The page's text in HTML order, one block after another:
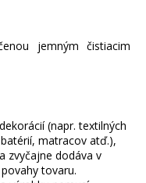
jemným čistiacim
(napr. textilných
matracov atď.),
zvyčajne dodáva v
tovaru.